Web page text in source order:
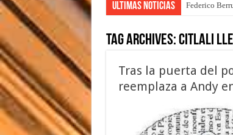
Ultimas Noticias Federico
Tag Archives:Citlali
Tras la puerta del
reemplaza a Andy